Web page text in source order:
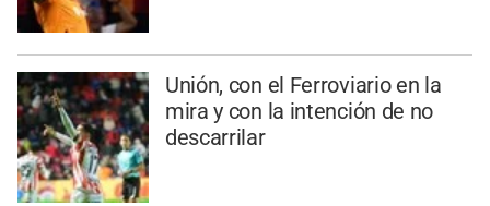
Unión, con el Ferroviario en la
mira y con la intención de no
descarrilar